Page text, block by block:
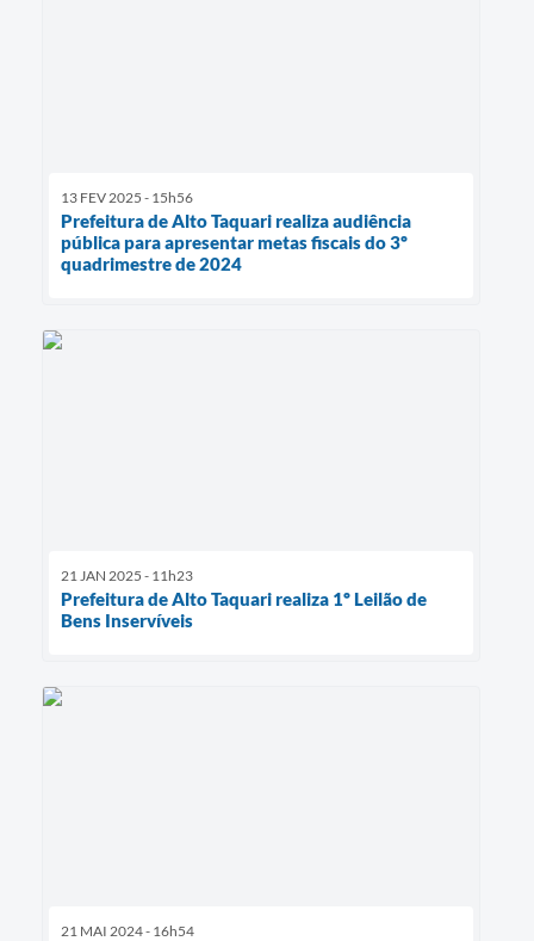
13 FEV 2025 - 15h56
Prefeitura de Alto Taquari realiza audiência
pública para apresentar metas fiscais do 3º
quadrimestre de 2024
21 JAN 2025 - 11h23
Prefeitura de Alto Taquari realiza 1º Leilão de
Bens Inservíveis
21 MAI 2024 - 16h54